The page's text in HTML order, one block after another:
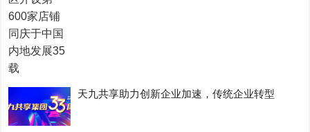
天九共享助力创新企业加速，传统企业转型